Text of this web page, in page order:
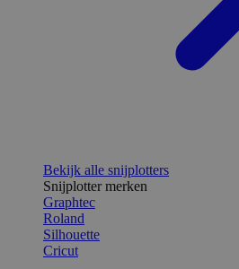
Bekijk alle snijplotters
Snijplotter merken
Graphtec
Roland
Silhouette
Cricut